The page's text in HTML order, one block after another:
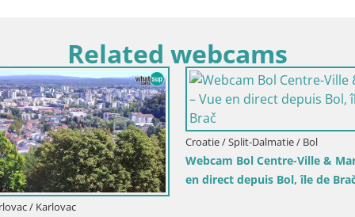
Related webcams
/ Split-Dalmatie / Split